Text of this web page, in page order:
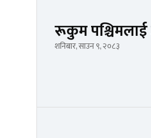
रूकुम पश्चिमलाई
शनिबार, साउन ९, २०८३